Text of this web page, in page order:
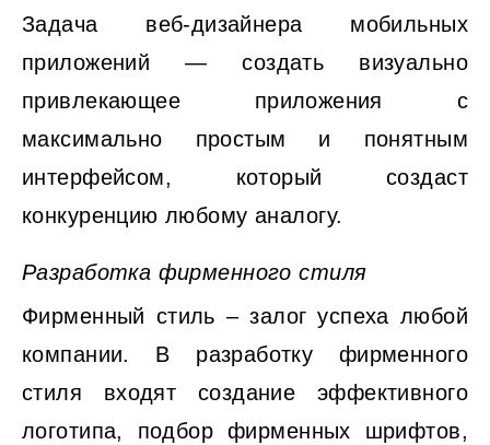
Задача веб-дизайнера мобильных
приложений — создать визуально
привлекающее приложения с
максимально простым и понятным
интерфейсом, который создаст
конкуренцию любому аналогу.
Разработка фирменного стиля
Фирменный стиль – залог успеха любой
компании. В разработку фирменного
стиля входят создание эффективного
логотипа, подбор фирменных шрифтов,